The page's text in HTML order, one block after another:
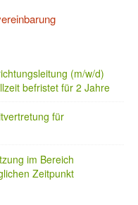
(m/w/d)
befristet für 2 Jahre
für
im Bereich
Zeitpunkt